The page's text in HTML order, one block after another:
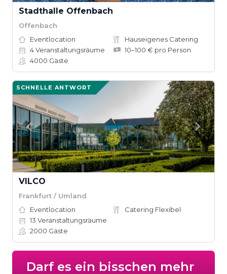
Stadthalle Offenbach
Offenbach
Eventlocation
Hauseigenes Catering
4Veranstaltungsräume
10–100 € pro Person
4000 Gäste
SCHNELLE ANTWORT
VILCO
Frankfurt / Umland
Eventlocation
Catering Flexibel
13 Veranstaltungsräume
2000 Gäste
Darf es ein bisschen mehr